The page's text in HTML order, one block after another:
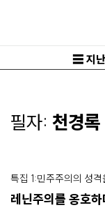
로
☰ 지
필자: 천경록
특집 1:민주주의의 성
레닌주의를 옹호하